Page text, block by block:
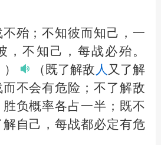
殆；不知彼而知己，一
，不知己，每战必殆。
（既了解敌 人 又了解
不会有危险；不了解敌
负概率各占一半；既不
解自己，每战都必定有危